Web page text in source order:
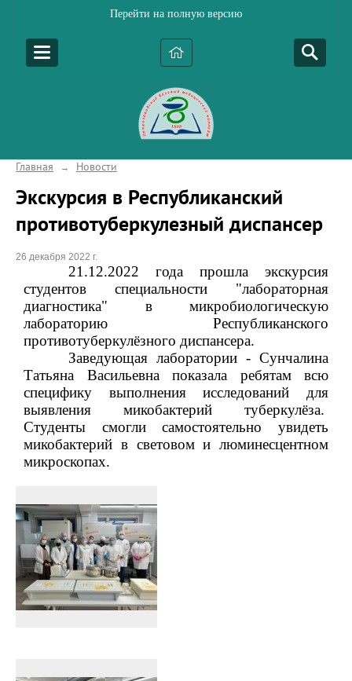
Перейти на полную версию
Главная → Новости
Экскурсия в Республиканский
противотуберкулезный диспансер
26 декабря 2022 г.
21.12.2022 года прошла экскурсия
студентов специальности "лабораторная
диагностика" в микробиологическую
лабораторию Республиканского
противотуберкулёзного диспансера.
Заведующая лаборатории - Сунчалина
Татьяна Васильевна показала ребятам всю
специфику выполнения исследований для
выявления микобактерий туберкулёза.
Студенты смогли самостоятельно увидеть
микобактерий в световом и люминесцентном
микроскопах.